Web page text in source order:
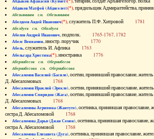
Абдяков Матфей (Абдяселет)(*), прядильщик Адмиралтейства,
Абезьянинов см. Обезьянинов
Абелдеев Авдей Иванович(*), служитель П.Ф. Хитровой 1781
Абелдуев см. Оболдуев
Абелов Андрей Иванович, подполк. 1765-1767, 1782
Абелс Вениамин, иностр. поручик 1770
Абель, служитель И. Афлика 1763
Абельгард Христина(*), иностранка 1776
Абернибесов см. Обернибесов
Абернибесова см. Обернибесова
Абесаломов Василий (Басиле), осетин, принявший православие,
Д. Абесаломовых 1768
Абесаломов Ираклий (Эрекле), осетин, принявший православие,
Абесаломов Спиридон (Жага), осетин, принявший православие,
Д. Абесаломовых 1768
Абесаломова Агрипина (Жантуте), осетинка, принявшая православие,
сестра Д. Абесаломовой 1768
Абесаломова Дарья (Джан Семен), осетинка, принявшая православие,
сестра А. Абесаломовой 1768
Абесаломова Елизавета (Дуга), осетинка, принявшая православие,